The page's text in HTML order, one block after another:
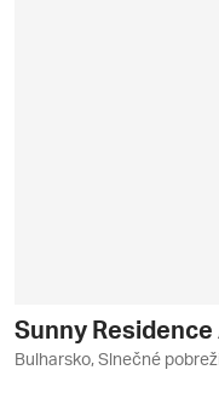
Sunny
Bulharsko, Slnečné